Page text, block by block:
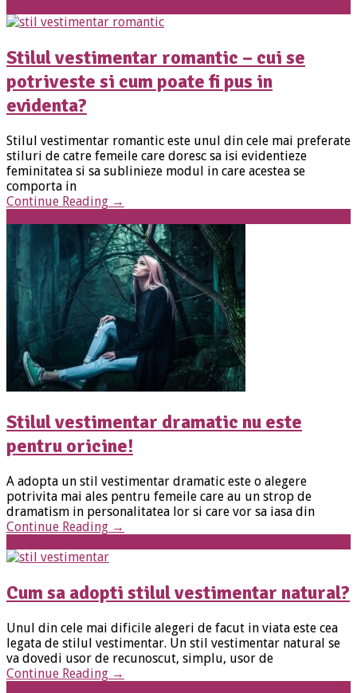
Stilul vestimentar romantic – cui se
potriveste si cum poate fi pus in
evidenta?
Stilul vestimentar romantic este unul din cele mai preferate
stiluri de catre femeile care doresc sa isi evidentieze
feminitatea si sa sublinieze modul in care acestea se
comporta in
Continue Reading →
Stilul vestimentar dramatic nu este
pentru oricine!
A adopta un stil vestimentar dramatic este o alegere
potrivita mai ales pentru femeile care au un strop de
dramatism in personalitatea lor si care vor sa iasa din
Continue Reading →
Cum sa adopti stilul vestimentar natural?
Unul din cele mai dificile alegeri de facut in viata este cea
legata de stilul vestimentar. Un stil vestimentar natural se
va dovedi usor de recunoscut, simplu, usor de
Continue Reading →